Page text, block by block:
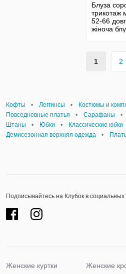
Блуза
трикотаж
52-66
жіноча
1
2
Кофты • Леггинсы • Костюмы и
Повседневные платья
• Сарафаны •
Штаны
• Юбки • Классические юбки
Демисезонная верхняя одежда
•
Подписывайтесь на Клубок в социальных
Женские куртки
Женские